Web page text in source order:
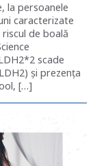
la persoanele
caracterizate
de boală
scade
şi prezenţa
[…]